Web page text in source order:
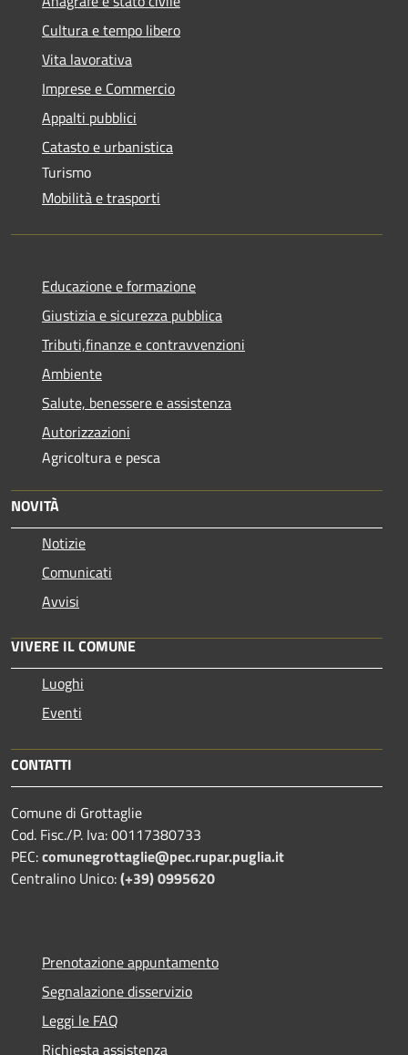
Cultura e tempo libero
Vita lavorativa
Imprese e Commercio
Appalti pubblici
Catasto e urbanistica
Turismo
Mobilità e trasporti
Educazione e formazione
Giustizia e sicurezza pubblica
Tributi,finanze e contravvenzioni
Ambiente
Salute, benessere e assistenza
Autorizzazioni
Agricoltura e pesca
NOVITÀ
Notizie
Comunicati
Avvisi
VIVERE IL COMUNE
Luoghi
Eventi
CONTATTI
Comune di Grottaglie
Cod. Fisc./P. Iva: 00117380733
PEC:comunegrottaglie@pec.rupar.puglia.it
Centralino Unico:(+39) 0995620
Prenotazione appuntamento
Segnalazione disservizio
Leggi le FAQ
Richiesta assistenza